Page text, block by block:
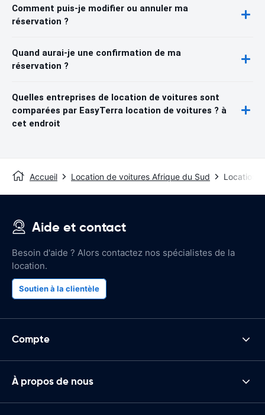
Comment puis-je modifier ou annuler ma
réservation ?
Quand aurai-je une confirmation de ma
réservation ?
Quelles entreprises de location de voitures sont
comparées par EasyTerra location de voitures ? à
cet endroit
Accueil Location de voitures Afrique du Sud Location
Aide et contact
Besoin d'aide ? Alors contactez nos spécialistes de la
location.
Soutien à la clientèle
Compte
À propos de nous